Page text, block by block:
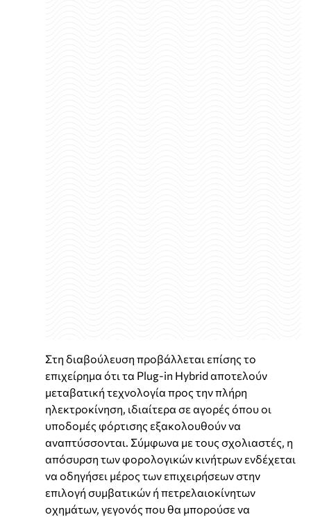
Στη διαβούλευση προβάλλεται επίσης το
επιχείρημα ότι τα Plug-in Hybrid αποτελούν
μεταβατική τεχνολογία προς την πλήρη
ηλεκτροκίνηση, ιδιαίτερα σε αγορές όπου οι
υποδομές φόρτισης εξακολουθούν να
αναπτύσσονται. Σύμφωνα με τους σχολιαστές, η
απόσυρση των φορολογικών κινήτρων ενδέχεται
να οδηγήσει μέρος των επιχειρήσεων στην
επιλογή συμβατικών ή πετρελαιοκίνητων
οχημάτων, γεγονός που θα μπορούσε να